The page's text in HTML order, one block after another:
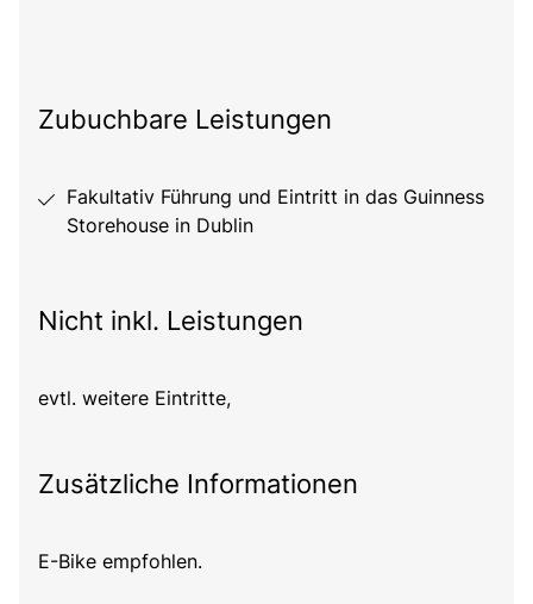
Zubuchbare Leistungen
Fakultativ Führung und Eintritt in das Guinness
Storehouse in Dublin
Nicht inkl. Leistungen
evtl. weitere Eintritte,
Zusätzliche Informationen
E-Bike empfohlen.